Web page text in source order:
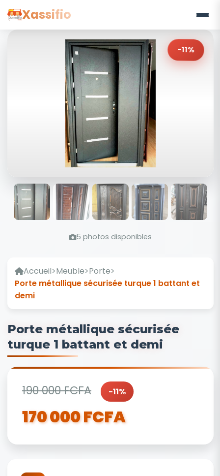
Xassifio
-11%
5 photos disponibles
Accueil>Meuble>Porte>
Porte métallique sécurisée turque 1 battant et
demi
Porte métallique sécurisée
turque 1 battant et demi
190 000 FCFA -11%
170 000 FCFA